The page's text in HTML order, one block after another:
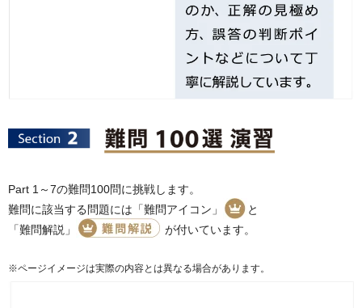
Part 1～7の難問100問に挑戦します。
難問に該当する問題には 「難問アイコン」
と
「難問解説」
が付いています。
※ページイメージは実際の内容とは異なる場合があります。